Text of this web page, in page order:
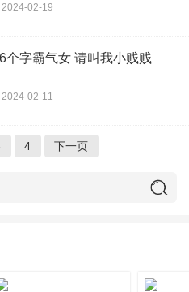
2024-02-19
个字霸气女 请叫我小贱贱
2024-02-11
4 下一页